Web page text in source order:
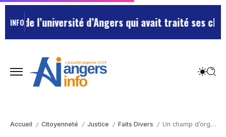
INFO
l’université d’Angers qui avait traité ses chefs de
Accueil / Citoyenneté / Justice / Faits Divers / Un champ d’orge ravagé par les flammes en Sarthe